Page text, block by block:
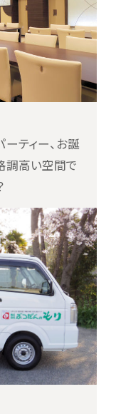
ティー、お誕
調高い空間で